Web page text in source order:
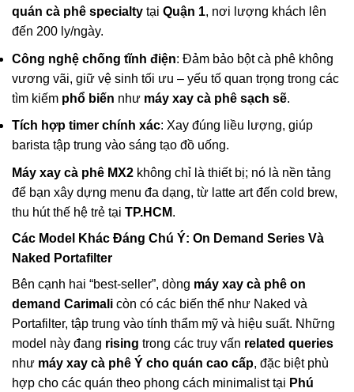
quán cà phê specialty tại Quận 1, nơi lượng khách lên
đến 200 ly/ngày.
Công nghệ chống tĩnh điện: Đảm bảo bột cà phê không
vương vãi, giữ vệ sinh tối ưu – yếu tố quan trọng trong các
tìm kiếm phổ biến như máy xay cà phê sạch sẽ.
Tích hợp timer chính xác: Xay đúng liều lượng, giúp
barista tập trung vào sáng tạo đồ uống.
Máy xay cà phê MX2 không chỉ là thiết bị; nó là nền tảng
để bạn xây dựng menu đa dạng, từ latte art đến cold brew,
thu hút thế hệ trẻ tại TP.HCM.
Các Model Khác Đáng Chú Ý: On Demand Series Và
Naked Portafilter
Bên cạnh hai “best-seller”, dòng máy xay cà phê on
demand Carimali còn có các biến thể như Naked và
Portafilter, tập trung vào tính thẩm mỹ và hiệu suất. Những
model này đang rising trong các truy vấn related queries
như máy xay cà phê Ý cho quán cao cấp, đặc biệt phù
hợp cho các quán theo phong cách minimalist tại Phú